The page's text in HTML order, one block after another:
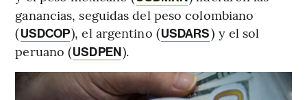
ganancias, seguidas del peso colombiano
(USDCOP), el argentino (USDARS) y el sol
peruano (USDPEN).